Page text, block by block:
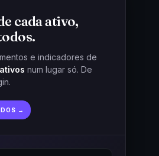
cada ativo,
e indicadores de
num lugar só. De
→